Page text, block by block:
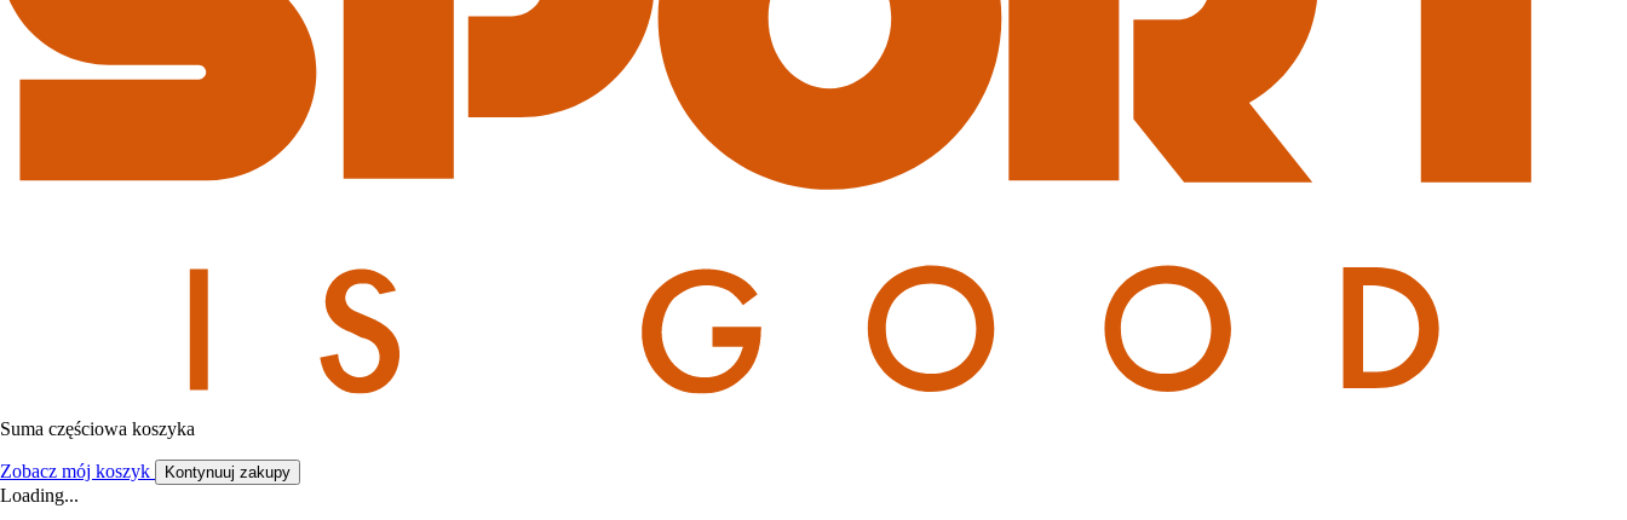
Suma częściowa koszyka
Zobacz mój koszyk Kontynuuj zakupy
Loading...